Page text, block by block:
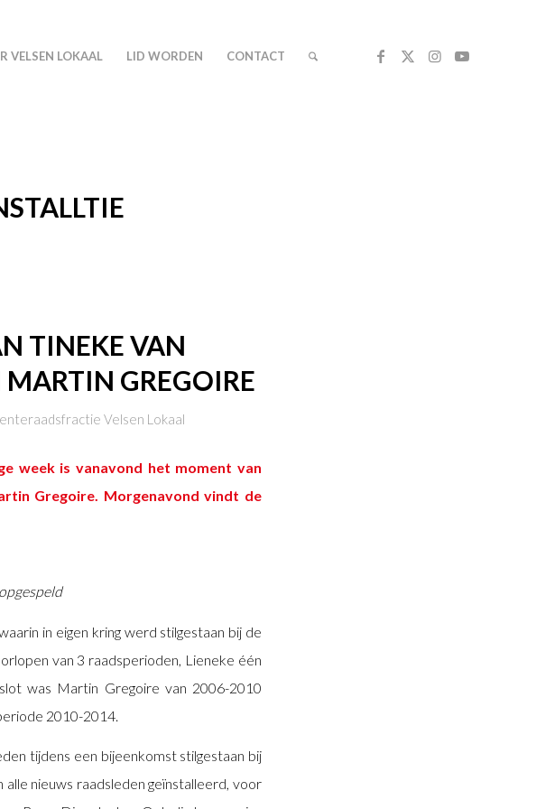
VELSEN LOKAAL LID WORDEN CONTACT
TINEKE VAN
MARTIN GREGOIRE
Velsen Lokaal
week is vanavond het moment van
Gregoire. Morgenavond vindt de
in eigen kring werd stilgestaan bij de
van 3 raadsperioden, Lieneke één
was Martin Gregoire van 2006-2010
2010-2014.
tijdens een bijeenkomst stilgestaan bij
nieuws raadsleden geïnstalleerd, voor